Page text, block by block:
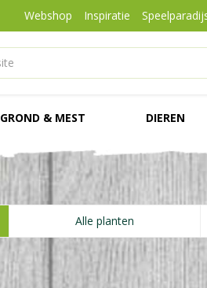
Webshop Inspiratie
GROND & MEST DIEREN
Alle planten